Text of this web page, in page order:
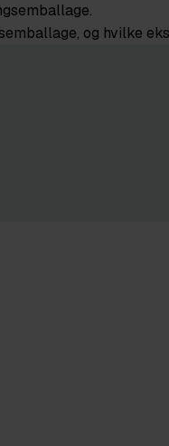
og hvilke